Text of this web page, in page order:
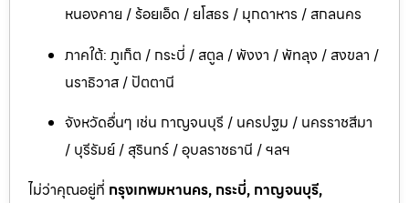
หนองคาย / ร้อยเอ็ด / ยโสธร / มุกดาหาร / สกลนคร
ภาคใต้: ภูเก็ต / กระบี่ / สตูล / พังงา / พัทลุง / สงขลา /
นราธิวาส / ปัตตานี
จังหวัดอื่นๆ เช่น กาญจนบุรี / นครปฐม / นครราชสีมา
/ บุรีรัมย์ / สุรินทร์ / อุบลราชธานี / ฯลฯ
ไม่ว่าคุณอยู่ที่ กรุงเทพมหานคร, กระบี่, กาญจนบุรี,